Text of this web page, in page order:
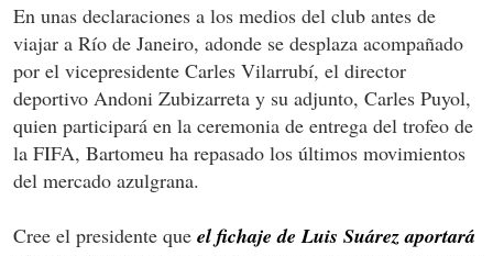
En unas declaraciones a los medios del club antes de
viajar a Río de Janeiro, adonde se desplaza acompañado
por el vicepresidente Carles Vilarrubí, el director
deportivo Andoni Zubizarreta y su adjunto, Carles Puyol,
quien participará en la ceremonia de entrega del trofeo de
la FIFA, Bartomeu ha repasado los últimos movimientos
del mercado azulgrana.
Cree el presidente que el fichaje de Luis Suárez aportará